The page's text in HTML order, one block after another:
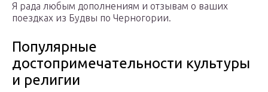
Я рада любым дополнениям и отзывам о ваших
поездках из Будвы по Черногории.
Популярные
достопримечательности культуры
и религии